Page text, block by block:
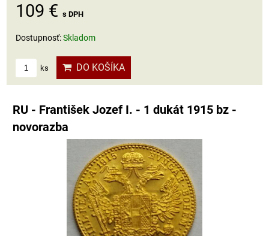
109 € s DPH
Dostupnosť:Skladom
ks DO KOŠÍKA
RU - František Jozef I. - 1 dukát 1915 bz -
novorazba